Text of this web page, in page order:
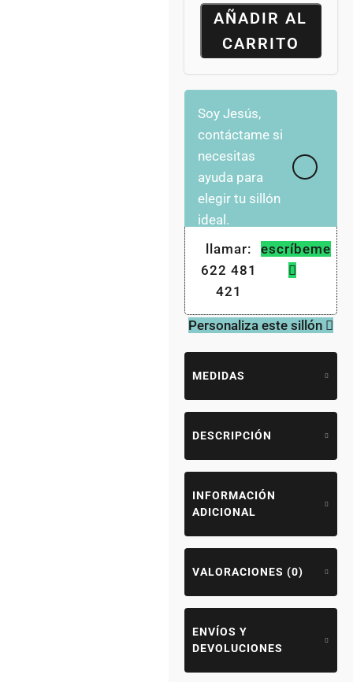
AÑADIR AL
CARRITO
Soy Jesús,
contáctame si
necesitas
ayuda para
elegir tu sillón
ideal.
llamar:
622 481
421
escríbeme
Personaliza este sillón
MEDIDAS
DESCRIPCIÓN
INFORMACIÓN
ADICIONAL
VALORACIONES (0)
ENVÍOS Y
DEVOLUCIONES